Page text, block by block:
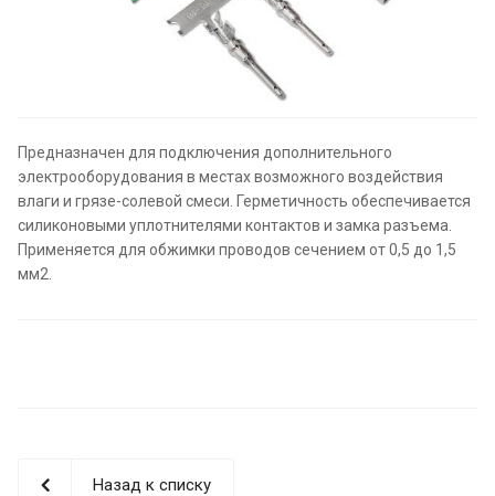
Предназначен для подключения дополнительного
электрооборудования в местах возможного воздействия
влаги и грязе-солевой смеси. Герметичность обеспечивается
силиконовыми уплотнителями контактов и замка разъема.
Применяется для обжимки проводов сечением от 0,5 до 1,5
мм2.
Назад к списку